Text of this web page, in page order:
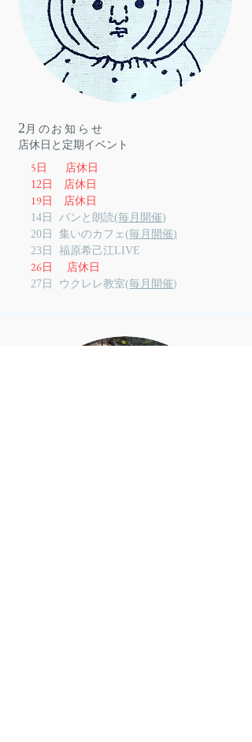
5日 店休日
12日 店休日
19日 店休日
14日 パンと朗読(毎月開催)
20 日 集いのカフェ(毎月開催)
23日 福原希己江LIVE
26日 店休日
27 日 ウクレレ教室(毎月開催)
​店休日と定期イベント
2 月のお知らせ